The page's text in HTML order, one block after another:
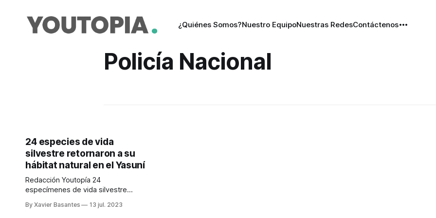
¿Quiénes Somos?Nuestro EquipoNuestras RedesContáctenos
Policía Nacional
24 especies de vida
silvestre retornaron a su
hábitat natural en el Yasuní
Redacción Youtopía 24
especímenes de vida silvestre
Nacional Yasuní, luego de tres
By Xavier Basantes 13 jul. 2023